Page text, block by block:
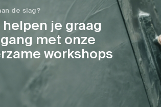
de slag?
helpen je graag
met onze
workshops